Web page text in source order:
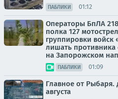
ПАБЛИКИ 01:12
Операторы БпЛА 218
полка 127
группировки
лишать противника
на Запорожском
ПАБЛИКИ 01:09
Главное от Рыбаря.
августа